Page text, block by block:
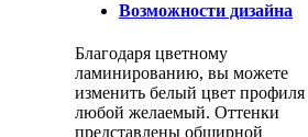
Возможности дизайна
Благодаря цветному
ламинированию, вы можете
изменить белый цвет профиля
любой желаемый. Оттенки
представлены обширной